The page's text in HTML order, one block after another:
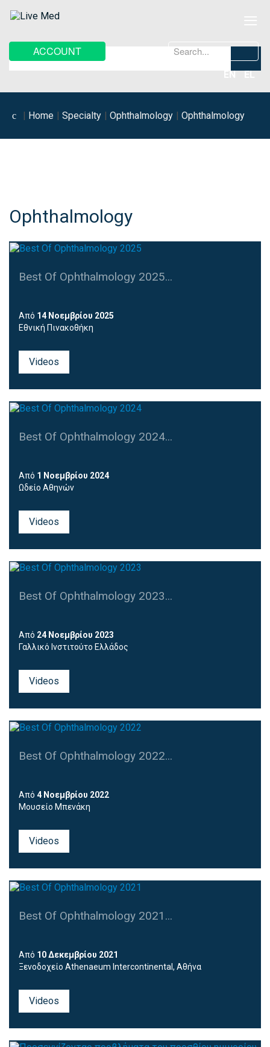
ACCOUNT
EN EL
Home Specialty Ophthalmology Ophthalmology
Ophthalmology
Best Of Ophthalmology 2025...
Από 14 Νοεμβρίου 2025
Εθνική Πινακοθήκη
Videos
Best Of Ophthalmology 2024...
Από 1 Νοεμβρίου 2024
Ωδείο Αθηνών
Videos
Best Of Ophthalmology 2023...
Από 24 Νοεμβρίου 2023
Γαλλικό Ινστιτούτο Ελλάδος
Videos
Best Of Ophthalmology 2022...
Από 4 Νοεμβρίου 2022
Μουσείο Μπενάκη
Videos
Best Of Ophthalmology 2021...
Από 10 Δεκεμβρίου 2021
Ξενοδοχείο Athenaeum Intercontinental, Αθήνα
Videos